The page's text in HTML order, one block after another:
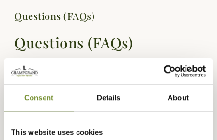
Consent Details About
This website uses cookies
Questions (FAQs)
Questions (FAQs)
Poser une question